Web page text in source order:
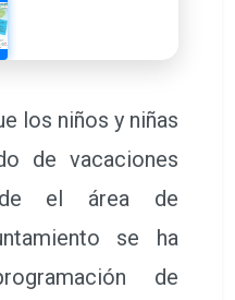
los niños y niñas
de vacaciones
el área de
se ha
de